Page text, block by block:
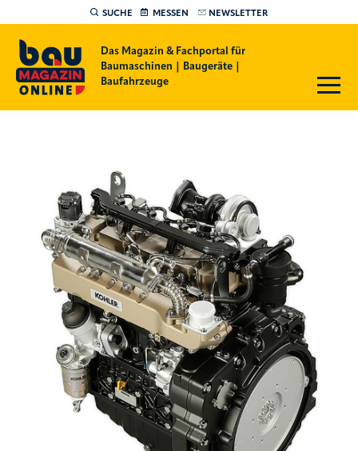
SUCHE MESSEN NEWSLETTER
Das Magazin & Fachportal für
Baumaschinen | Baugeräte |
Baufahrzeuge